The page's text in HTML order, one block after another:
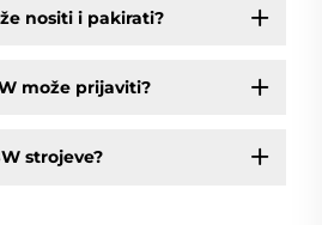
nositi i pakirati?
može prijaviti?
strojeve?